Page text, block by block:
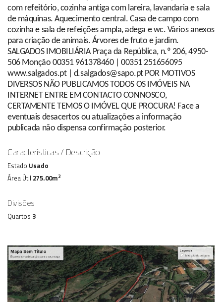
com refeitório, cozinha antiga com lareira, lavandaria e sala
de máquinas. Aquecimento central. Casa de campo com
cozinha e sala de refeições ampla, adega e wc. Vários anexos
para criação de animais. Árvores de fruto e jardim.
SALGADOS IMOBILIÁRIA Praça da República, n.º 206, 4950-
506 Monção 00351 961378460 | 00351 251656095
www.salgados.pt | d.salgados@sapo.pt POR MOTIVOS
DIVERSOS NÃO PUBLICAMOS TODOS OS IMÓVEIS NA
INTERNET ENTRE EM CONTACTO CONNOSCO,
CERTAMENTE TEMOS O IMÓVEL QUE PROCURA! Face a
eventuais desacertos ou atualizações a informação
publicada não dispensa confirmação posterior.
Características / Descrição
Estado Usado
Área Útil 275.00m2
Divisões
Quartos 3